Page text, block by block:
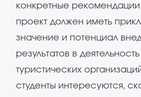
конкретные
проект должен иметь
значение и потенциал
результатов в деятельность
туристических
студенты интересуются,